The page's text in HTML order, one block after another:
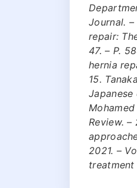
Journal. –
repair:
47. – P.
hernia
15.
Japanese
Review. –
2021. –
treatment